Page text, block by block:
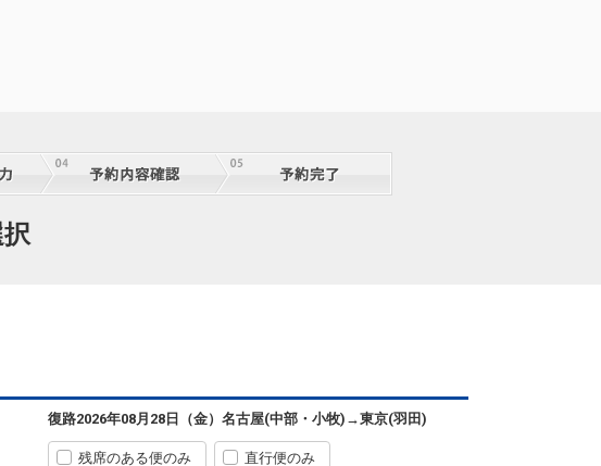
復路2026年08月28日（金） 名古屋(中部・小牧) →東京(羽田)
残席のある便のみ 直行便のみ